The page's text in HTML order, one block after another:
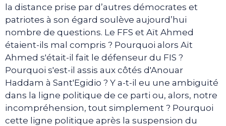
la distance prise par d’autres démocrates et
patriotes à son égard soulève aujourd’hui
nombre de questions. Le FFS et Aït Ahmed
étaient-ils mal compris ? Pourquoi alors Aït
Ahmed s'était-il fait le défenseur du FIS ?
Pourquoi s'est-il assis aux côtés d'Anouar
Haddam à Sant'Egidio ? Y a-t-il eu une ambiguïté
dans la ligne politique de ce parti ou, alors, notre
incompréhension, tout simplement ? Pourquoi
cette ligne politique après la suspension du